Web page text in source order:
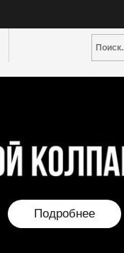
Подробнее